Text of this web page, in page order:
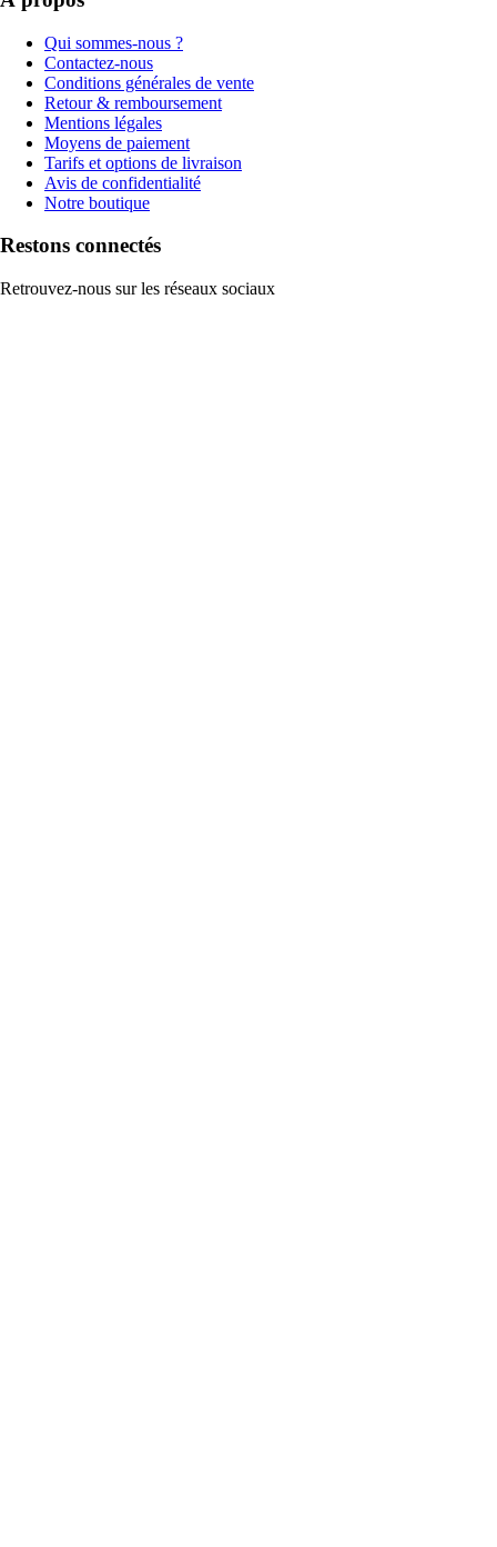
Qui sommes-nous ?
Contactez-nous
Conditions générales de vente
Retour & remboursement
Mentions légales
Moyens de paiement
Tarifs et options de livraison
Avis de confidentialité
Notre boutique
Restons connectés
Retrouvez-nous sur les réseaux sociaux